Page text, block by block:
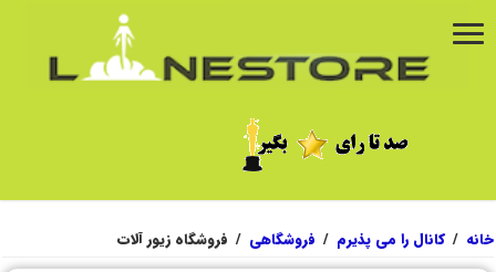
خانه / کانال را می پذیرم / فروشگاهی / فروشگاه زیور آلات